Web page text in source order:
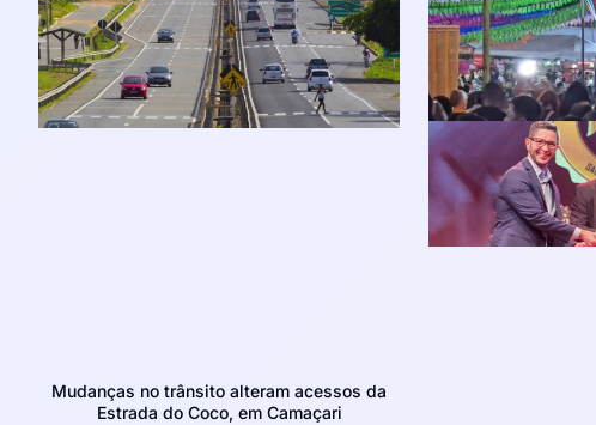
Mudanças no trânsito alteram acessos da
Estrada do Coco, em Camaçari